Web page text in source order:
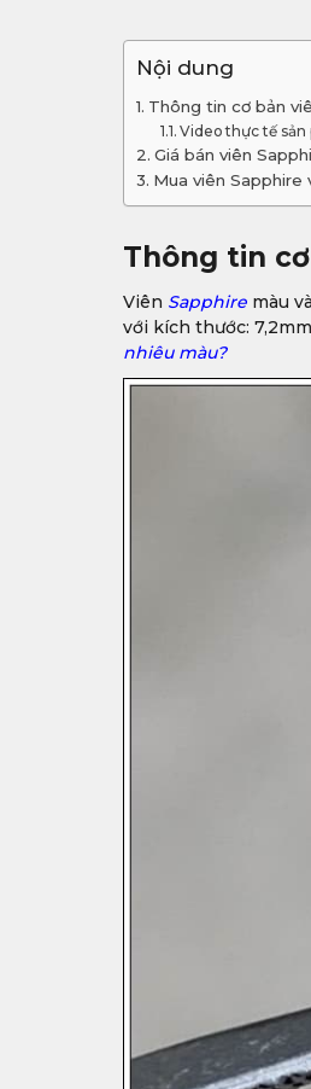
Nội dung
Thông tin cơ bản
Video thực tế sản
Giá bán viên
Mua viên Sapphire
Thông tin cơ
Viên Sapphire màu
với kích thước:
nhiêu màu?